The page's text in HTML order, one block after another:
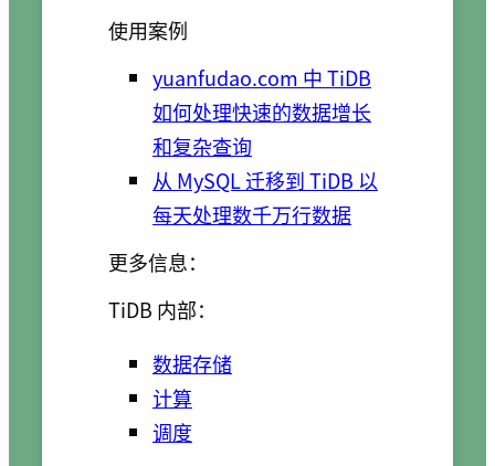
使用案例
yuanfudao.com 中 TiDB
如何处理快速的数据增长
和复杂查询
从 MySQL 迁移到 TiDB 以
每天处理数千万行数据
更多信息：
TiDB 内部：
数据存储
计算
调度